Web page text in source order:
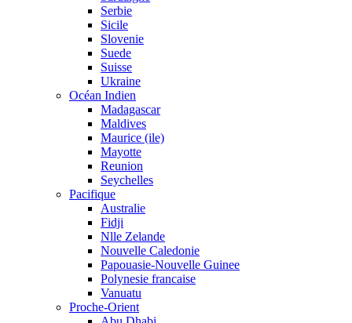
Serbie
Sicile
Slovenie
Suede
Suisse
Ukraine
Océan Indien
Madagascar
Maldives
Maurice (ile)
Mayotte
Reunion
Seychelles
Pacifique
Australie
Fidji
Nlle Zelande
Nouvelle Caledonie
Papouasie-Nouvelle Guinee
Polynesie francaise
Vanuatu
Proche-Orient